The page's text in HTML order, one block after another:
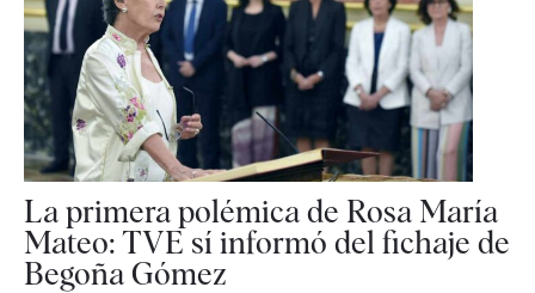
La primera polémica de Rosa María
Mateo: TVE sí informó del fichaje de
Begoña Gómez